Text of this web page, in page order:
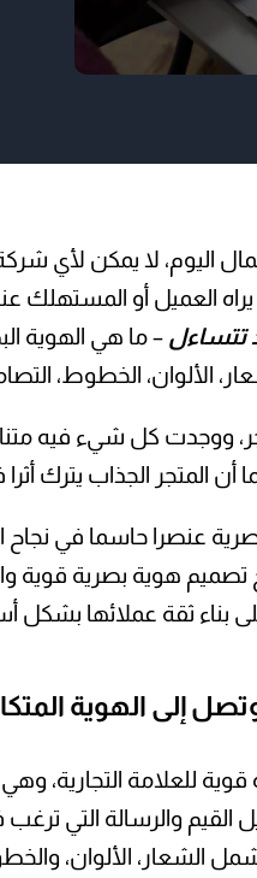
اليوم، لا يمكن لأي
العميل أو المستهلك
تتساءل – ما هي الهوية
الألوان، الخطوط،
ووجدت كل شيء فيه
المتجر الجذاب يترك
عنصرا حاسما في نجاح
هوية بصرية قوية
بناء ثقة عملائها بشكل
إلى الهوية
قوية للعلامة
والرسالة التي
الشعار، الألوان،